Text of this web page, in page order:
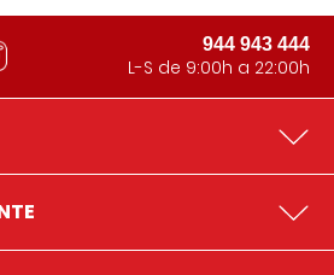
944 943 444
L-S de 9:00h a 22:00h